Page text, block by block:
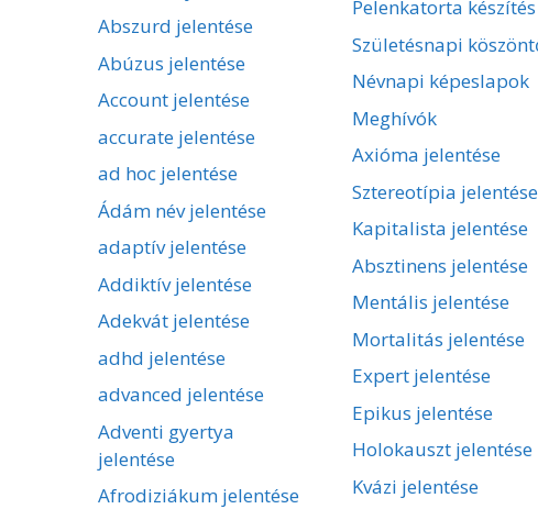
Abszurd jelentése
Abúzus jelentése
Account jelentése
accurate jelentése
ad hoc jelentése
Ádám név jelentése
adaptív jelentése
Addiktív jelentése
Adekvát jelentése
adhd jelentése
advanced jelentése
Adventi gyertya
jelentése
Afrodiziákum jelentése
Pelenkatorta készítés
Születésnapi
Névnapi képeslapok
Meghívók
Axióma jelentése
Sztereotípia jelentése
Kapitalista jelentése
Absztinens jelentése
Mentális jelentése
Mortalitás jelentése
Expert jelentése
Epikus jelentése
Holokauszt jelentése
Kvázi jelentése